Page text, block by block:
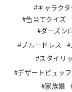
キャラク
色当てクイズ
ダーズン
ブルードレス
スタイリ
デザートビュッ
家族婚